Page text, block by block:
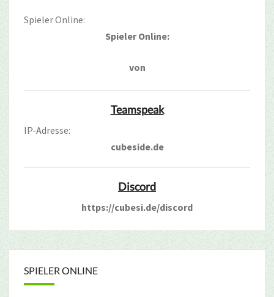
Spieler Online:
Spieler Online:
von
Teamspeak
IP-Adresse:
cubeside.de
Discord
https://cubesi.de/discord
SPIELER ONLINE